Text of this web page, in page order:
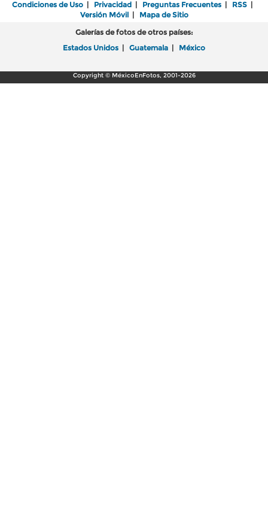
Condiciones de Uso | Privacidad | Preguntas Frecuentes | RSS |
Versión Móvil| Mapa de Sitio
Galerías de fotos de otros países:
Estados Unidos | Guatemala | México
Copyright © MéxicoEnFotos, 2001-2026